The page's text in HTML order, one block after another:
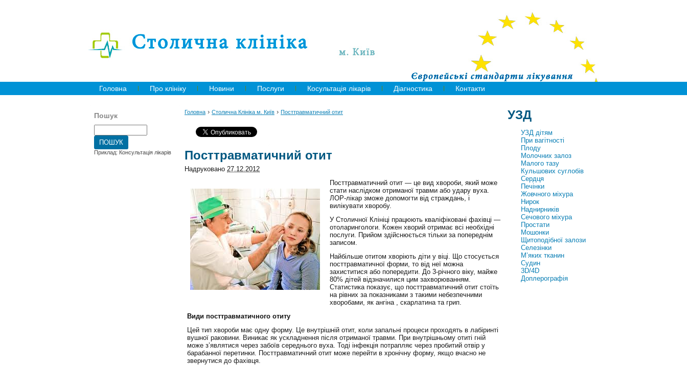
Головна Про клініку Новини Послуги Косультація лікарів Діагностика Контакти
Пошук
Приклад: Консультація лікарів
Головна › Столична Клініка м. Київ › Посттравматичний отит
Посттравматичний отит
Надруковано 27.12.2012
Посттравматичний отит — це вид хвороби, який може
стати наслідком отриманої травми або удару вуха.
ЛОР-лікар зможе допомогти від страждань, і
вилікувати хворобу.
У Столичної Клініці працюють кваліфіковані фахівці —
отоларингологи. Кожен хворий отримає всі необхідні
послуги. Прийом здійснюється тільки за попереднім
записом.
Найбільше отитом хворіють діти у віці. Що стосується
посттравматичної форми, то від неї можна
захиститися або попередити. До 3-річного віку, майже
80% дітей відзначилися цим захворюванням.
Статистика показує, що посттравматичний отит стоїть
на рівних за показниками з такими небезпечними
хворобами, як ангіна , скарлатина та грип.
Види посттравматичного отиту
Цей тип хвороби має одну форму. Це внутрішній отит, коли запальні процеси проходять в лабіринті
вушної раковини. Виникає як ускладнення після отриманої травми. При внутрішньому отиті гній
може з’являтися через забоїв середнього вуха. Тоді інфекція потрапляє через пробитий отвір у
барабанної перетинки. Посттравматичний отит може перейти в хронічну форму, якщо вчасно не
звернутися до фахівця.
УЗД
УЗД дітям
При вагітності
Плоду
Молочних залоз
Малого тазу
Кульшових суглобів
Сердця
Печінки
Жовчного міхура
Нирок
Наднирників
Сечового міхура
Простати
Мошонки
Щитоподібної залози
Селезінки
М’яких тканин
Судин
3D/4D
Доплерографія